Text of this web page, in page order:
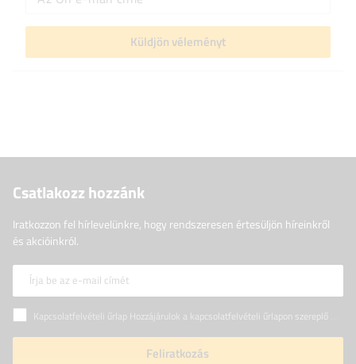
Küldjön véleményt
Csatlakozz hozzánk
Iratkozzon fel hírlevelünkre, hogy rendszeresen értesüljön híreinkről
és akcióinkról.
Írja be az e-mail címét
Kapcsolatfelvételi űrlap Hozzájárulok a kapcsolatfelvételi űrlapon szereplő személyes adataimnak az Európai Parlament és a Tanács (EU) rendeletével összhangban történő kezeléséhez
Feliratkozás